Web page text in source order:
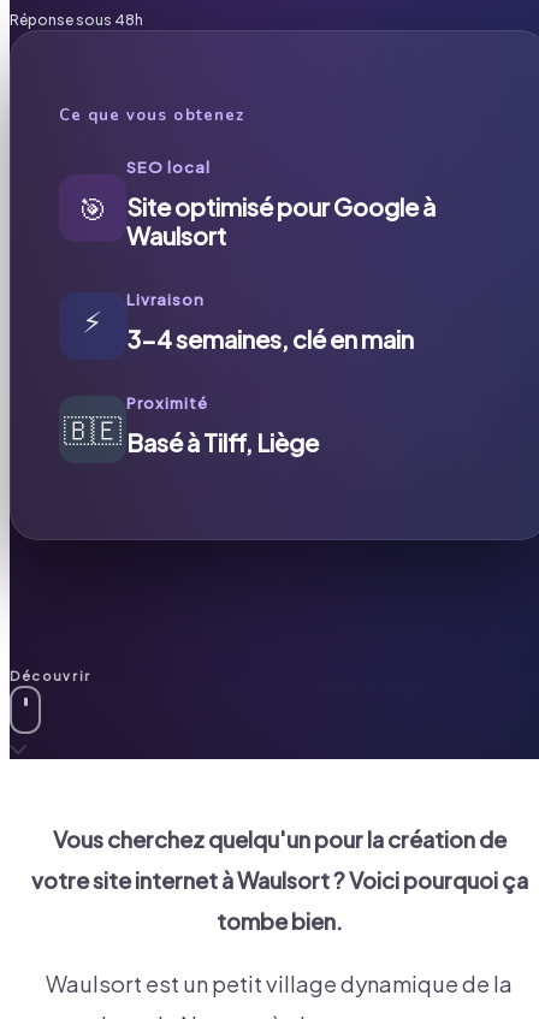
Réponse sous 48h
Ce que vous obtenez
🎯
SEO local
Site optimisé pour Google à
Waulsort
⚡
Livraison
3-4 semaines, clé en main
🇧🇪
Proximité
Basé à Tilff, Liège
Découvrir
Vous cherchez quelqu'un pour la création de
votre site internet àWaulsort? Voici pourquoi ça
tombe bien.
Waulsort est un petit village dynamique de la